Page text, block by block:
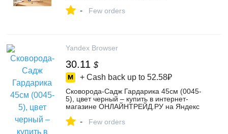
- Few orders
Yandex Browser
30.11 $
+ Cash back up to 52.58₽
Сковорода-Садж Гардарика 45см (0045-
5), цвет черный – купить в интернет-
магазине ОНЛАЙНТРЕЙД.РУ на Яндекс
- Few orders